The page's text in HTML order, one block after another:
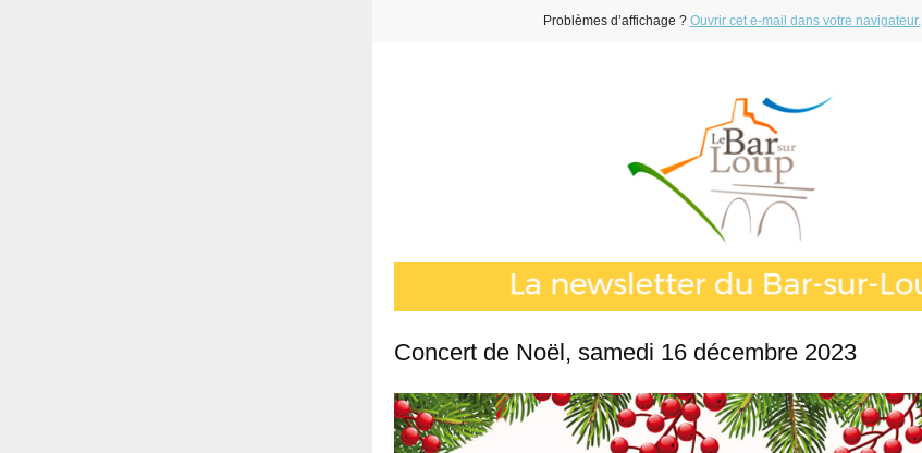
Problèmes d’affichage ? Ouvrir cet e-mail dans votre navigateur.
Concert de Noël, samedi 16 décembre 2023